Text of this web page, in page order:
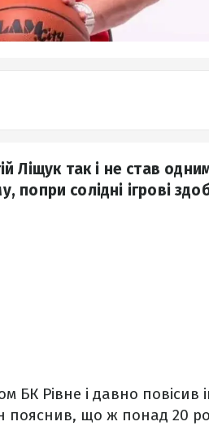
Ліщук так і не став
попри солідні ігрові
БК Рівне і давно повісив
пояснив, що ж понад 20